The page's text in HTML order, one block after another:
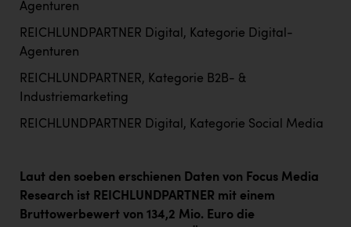
Österreichisches Hebammengremium
Wirtschaftskammer OÖ Energiehandel
kontakt
Agenturen
REICHLUNDPARTNER Digital, Kategorie Digital-
Agenturen
REICHLUNDPARTNER, Kategorie B2B- &
Industriemarketing
REICHLUNDPARTNER Digital, Kategorie Social Media
Laut den soeben erschienen Daten von Focus Media
Research ist REICHLUNDPARTNER mit einem
Bruttowerbewert von 134,2 Mio. Euro die